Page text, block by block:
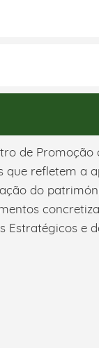
de
que refletem a
do
Estratégicos e